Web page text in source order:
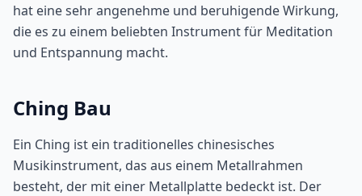
hat eine sehr angenehme und beruhigende Wirkung,
die es zu einem beliebten Instrument für Meditation
und Entspannung macht.
Ching Bau
Ein Ching ist ein traditionelles chinesisches
Musikinstrument, das aus einem Metallrahmen
besteht, der mit einer Metallplatte bedeckt ist. Der